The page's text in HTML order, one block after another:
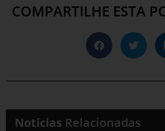
COMPARTILHE ESTA
Notícias Relacionadas